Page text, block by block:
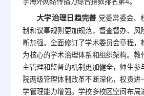
大学治理日趋完善 党委常委会、
制和议事规则更加规范，督查督办、风
断加强。全面修订了学术委员会章程，
为核心的学术治理体系和组织架构。教
主管理和监督的机制更加健全，师生参
院两级管理体制改革不断深化，权责进
学管理能力增强。学校多校区空间布局